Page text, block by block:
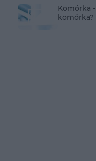
Komórka
komórka?